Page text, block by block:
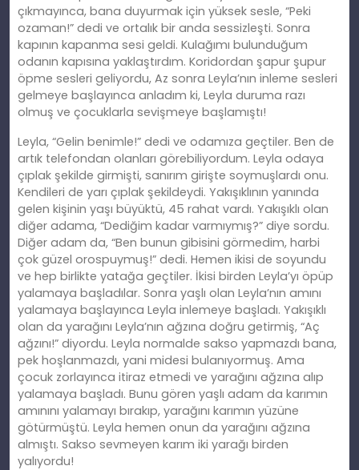
çıkmayınca, bana duyurmak için yüksek sesle, “Peki
ozaman!” dedi ve ortalık bir anda sessizleşti. Sonra
kapının kapanma sesi geldi. Kulağımı bulunduğum
odanın kapısına yaklaştırdım. Koridordan şapur şupur
öpme sesleri geliyordu, Az sonra Leyla’nın inleme sesleri
gelmeye başlayınca anladım ki, Leyla duruma razı
olmuş ve çocuklarla sevişmeye başlamıştı!
Leyla, “Gelin benimle!” dedi ve odamıza geçtiler. Ben de
artık telefondan olanları görebiliyordum. Leyla odaya
çıplak şekilde girmişti, sanırım girişte soymuşlardı onu.
Kendileri de yarı çıplak şekildeydi. Yakışıklının yanında
gelen kişinin yaşı büyüktü, 45 rahat vardı. Yakışıklı olan
diğer adama, “Dediğim kadar varmıymış?” diye sordu.
Diğer adam da, “Ben bunun gibisini görmedim, harbi
çok güzel orospuymuş!” dedi. Hemen ikisi de soyundu
ve hep birlikte yatağa geçtiler. İkisi birden Leyla’yı öpüp
yalamaya başladılar. Sonra yaşlı olan Leyla’nın amını
yalamaya başlayınca Leyla inlemeye başladı. Yakışıklı
olan da yarağını Leyla’nın ağzına doğru getirmiş, “Aç
ağzını!” diyordu. Leyla normalde sakso yapmazdı bana,
pek hoşlanmazdı, yani midesi bulanıyormuş. Ama
çocuk zorlayınca itiraz etmedi ve yarağını ağzına alıp
yalamaya başladı. Bunu gören yaşlı adam da karımın
amınını yalamayı bırakıp, yarağını karımın yüzüne
götürmüştü. Leyla hemen onun da yarağını ağzına
almıştı. Sakso sevmeyen karım iki yarağı birden
yalıyordu!